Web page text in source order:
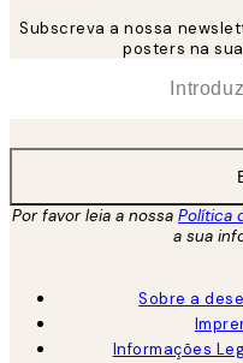
Subscreva a nossa
posters na
Por favor leia a nossa Política
a sua
Sobre a
Informações